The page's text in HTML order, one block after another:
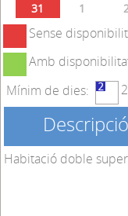
31
1
Sense
Amb
Mínim de dies:
2
Descripció
Habitació doble